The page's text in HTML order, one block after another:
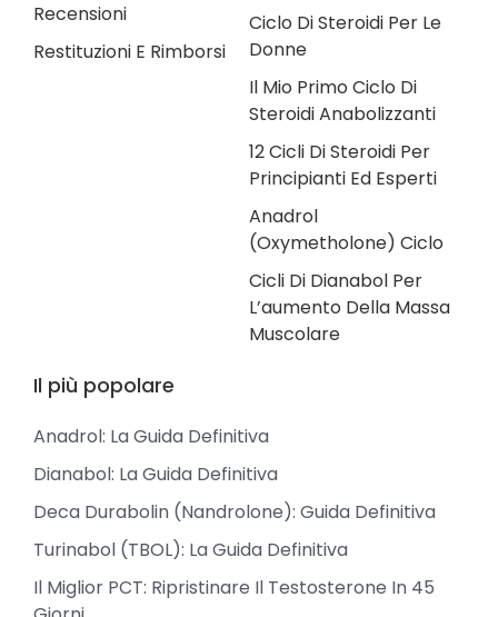
Recensioni
Restituzioni E Rimborsi
Ciclo Di Steroidi Per Le
Donne
Il Mio Primo Ciclo Di
Steroidi Anabolizzanti
12 Cicli Di Steroidi Per
Principianti Ed Esperti
Anadrol
(Oxymetholone) Ciclo
Cicli Di Dianabol Per
L’aumento Della Massa
Muscolare
Il più popolare
Anadrol: La Guida Definitiva
Dianabol: La Guida Definitiva
Deca Durabolin (Nandrolone): Guida Definitiva
Turinabol (TBOL): La Guida Definitiva
Il Miglior PCT: Ripristinare Il Testosterone In 45